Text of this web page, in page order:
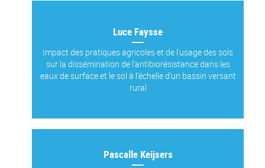
Luce Faysse
Impact des pratiques agricoles et de l'usage des sols
sur la dissémination de l'antibiorésistance dans les
eaux de surface et le sol à l'échelle d'un bassin versant
rural
Pascalle Keijsers